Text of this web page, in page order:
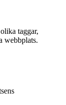
taggar,
webbplats.